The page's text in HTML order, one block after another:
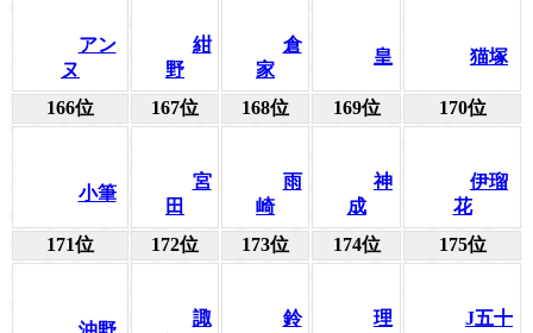
アン
ヌ
紺
野
倉
家
皇 猫塚
166位 167位 168位 169位 170位
小筆
宮
田
雨
崎
神
成
伊瑠
花
171位
172位 173位 174位 175位
諏
鈴
理
J五十